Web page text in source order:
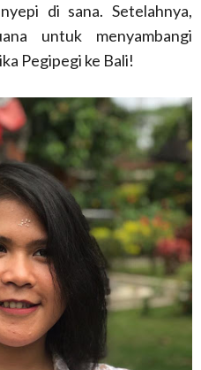
di sana. Setelahnya,
untuk menyambangi
Pegipegi ke Bali!